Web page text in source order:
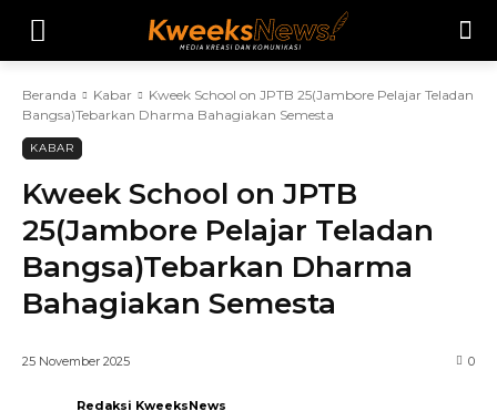
Beranda Kabar
Kweek School on JPTB 25(Jambore Pelajar Teladan
Bangsa)Tebarkan Dharma Bahagiakan Semesta
KABAR
Kweek School on JPTB
25(Jambore Pelajar Teladan
Bangsa)Tebarkan Dharma
Bahagiakan Semesta
0
25 November 2025
Redaksi KweeksNews